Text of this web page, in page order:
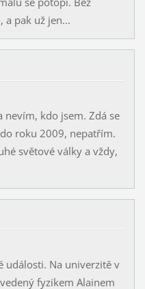
a pak už jen...
nevím, kdo jsem. Zdá se
roku 2009, nepatřím.
světové války a vždy,
události. Na univerzitě v
fyzikem Alainem